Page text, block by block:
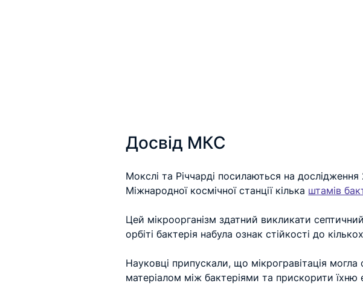
Досвід МКС
Мокслі та Річчарді посилаються на
Міжнародної космічної станції кілька штамів
Цей мікроорганізм здатний викликати
орбіті бактерія набула ознак стійкості до
Науковці припускали, що мікрогравітація
матеріалом між бактеріями та прискорити їхню